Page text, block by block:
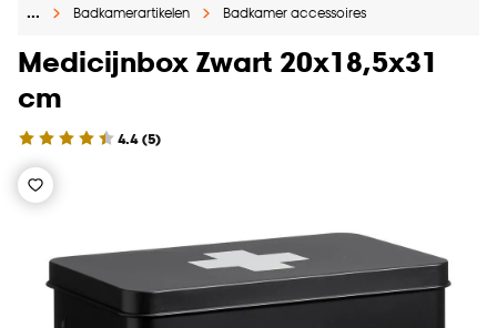
Gratis raam advies en inmeten aan huis
… Badkamerartikelen Badkamer accessoires
Medicijnbox Zwart 20x18,5x31
cm
4.4(5)